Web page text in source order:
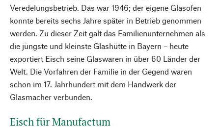
Veredelungsbetrieb. Das war 1946; der eigene Glasofen
konnte bereits sechs Jahre später in Betrieb genommen
werden. Zu dieser Zeit galt das Familienunternehmen als
die jüngste und kleinste Glashütte in Bayern – heute
exportiert Eisch seine Glaswaren in über 60 Länder der
Welt. Die Vorfahren der Familie in der Gegend waren
schon im 17. Jahrhundert mit dem Handwerk der
Glasmacher verbunden.
Eisch für Manufactum